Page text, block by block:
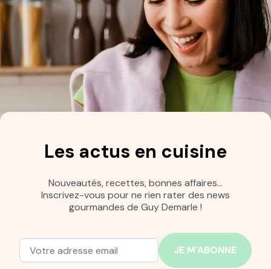
Les actus en cuisine
Nouveautés, recettes, bonnes affaires…
Inscrivez-vous pour ne rien rater des news
gourmandes de Guy Demarle !
Adresse mail
Entrez votre adresse mail pour vous abonner à notre